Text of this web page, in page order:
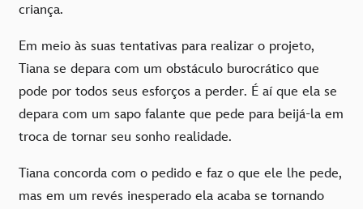
criança.
Em meio às suas tentativas para realizar o projeto,
Tiana se depara com um obstáculo burocrático que
pode por todos seus esforços a perder. É aí que ela se
depara com um sapo falante que pede para beijá-la em
troca de tornar seu sonho realidade.
Tiana concorda com o pedido e faz o que ele lhe pede,
mas em um revés inesperado ela acaba se tornando